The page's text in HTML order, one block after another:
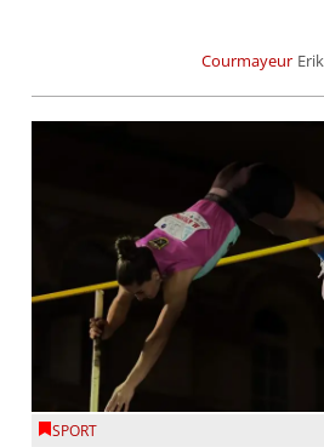
Courmayeur
SPORT